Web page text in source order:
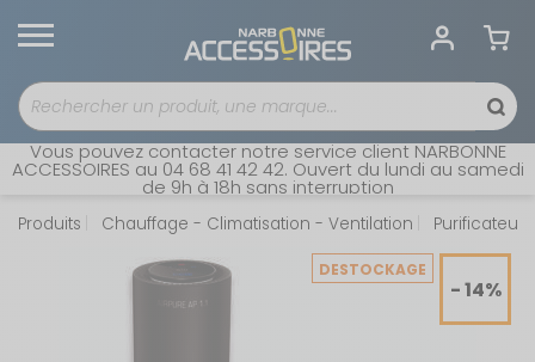
Vous pouvez contacter notre service client NARBONNE
ACCESSOIRES au 04 68 41 42 42. Ouvert du lundi au samedi
de 9h à 18h sans interruption
Produits Chauffage - Climatisation - Ventilation
DESTOCKAGE
- 14%